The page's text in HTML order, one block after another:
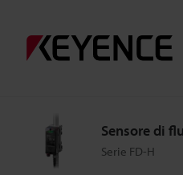
Sensore di
Serie FD-H